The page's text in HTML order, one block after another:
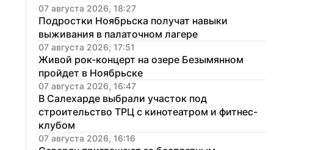
07 августа 2026, 18:27
Подростки Ноябрьска получат навыки
выживания в палаточном лагере
07 августа 2026, 17:51
Живой рок-концерт на озере Безымянном
пройдет в Ноябрьске
07 августа 2026, 16:47
В Салехарде выбрали участок под
строительство ТРЦ с кинотеатром и фитнес-
клубом
07 августа 2026, 16:16